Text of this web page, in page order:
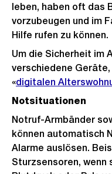
leben, haben oft das
vorzubeugen und im
Hilfe rufen zu können.
Um die Sicherheit im
verschiedene
«digitalen
Notsituationen
Notruf-Armbänder
können automatisch
Alarme auslösen.
Sturzsensoren, wenn